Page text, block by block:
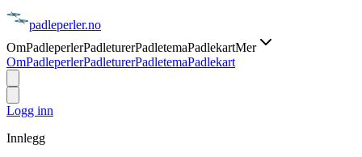
padleperler.no
OmPadleperlerPadleturerPadletemaPadlekartMer
OmPadleperlerPadleturerPadletemaPadlekart
Logg inn
Innlegg